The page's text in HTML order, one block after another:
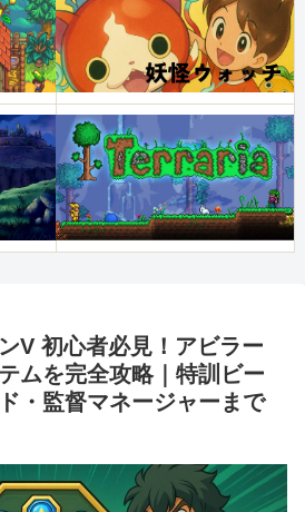
V 初心者必見！アビラー
ムを完全攻略｜特訓ビー
・監督マネージャーまで